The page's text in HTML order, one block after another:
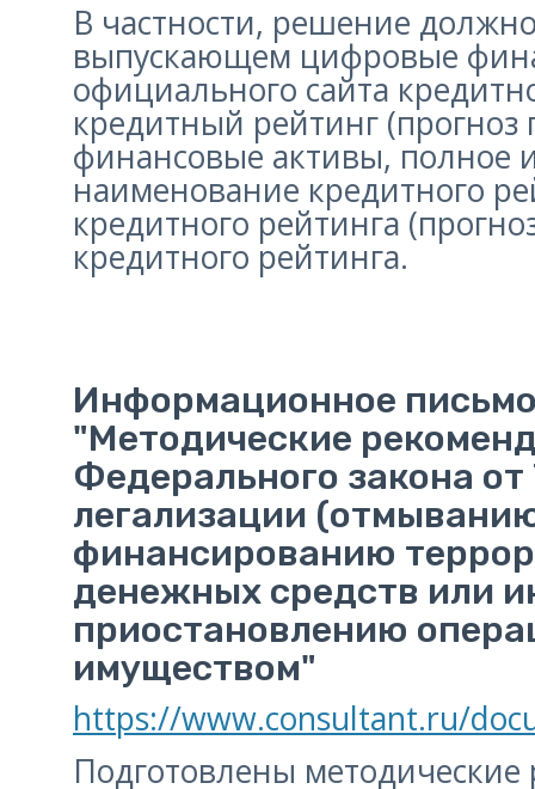
В частности, решение
выпускающем цифровые
официального сайта
кредитный рейтинг
финансовые активы,
наименование кредитного
кредитного рейтинга
кредитного рейтинга.
Информационное
"Методические
Федерального закона
легализации
финансированию
денежных средств или
приостановлению
имуществом"
https://www.consultant.ru/
Подготовлены